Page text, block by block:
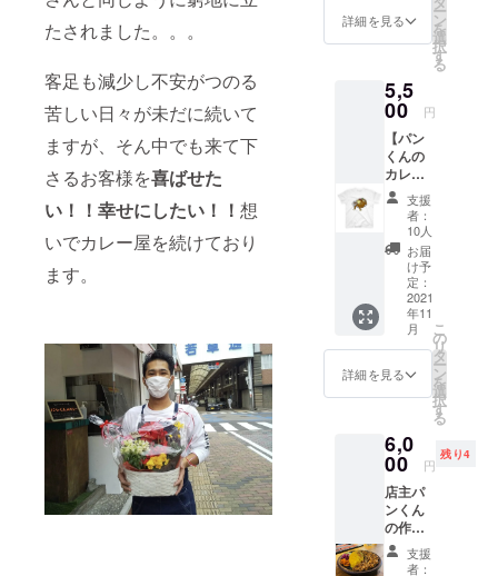
たされました。。。
客足も減少し不安がつのる
苦しい日々が未だに続いて
ますが、そん中でも来て下
さるお客様を喜ばせた
い！！幸せにしたい！！ 想
いでカレー屋を続けており
ます。
す！！
※必ず支
欄にご
希望の
【お名
前】を
ご記入
くださ
い。 ※
ロゴ記
載のご
希望の
場合
は、プ
ロジェ
クト終
了後に
にて
データ
させて
頂きま
す。あ
らかじ
め記載
可能な
データ
をご用
にしま
屋が考
える
「おい
しく作
れるレ
シピと
スパイ
ス」で
スパイ
スライ
フを
送って
みませ
んか？
レシピ
は手軽
に美味
裏技も
お教え
致しま
す。 な
お、レ
シピは
PDFも
しくは
【有効
期限 発
行日
ターン
お届け
日）か
ら半年
間】 パ
ンくん
のカ
レーで
使える
「未来
の飲食
チケッ
ト」…
チケッ
トはプ
ロジェ
クト終
に発送
させて
頂きま
す。 ※
チケッ
トは
1000円
綴りで
詳細を見る ー
ン
を
選
択
す
る
5,5
00 円
【パン
くんの
カレー
ロゴT
シャ
ツ】
【非売
品】
【ロゴ
ステッ
カー
付】 パ
ンカ
レーオ
リジナ
ルロゴT
ツ！非
売品で
す！
シャツ
は（サ
イズS・
M・L）
（色ブ
支援
者：
10人
お届
け予
定：
2021
年11
月
詳細を見る
こ
の
リ
タ
ー
ン
を
選
択
す
る
6,0
00 円
残り4
店主パ
ンくん
の作る
カレー
で1番人
支援
者：